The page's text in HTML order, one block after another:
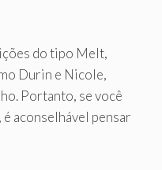
do tipo Melt,
Durin e Nicole,
Portanto, se você
aconselhável pensar